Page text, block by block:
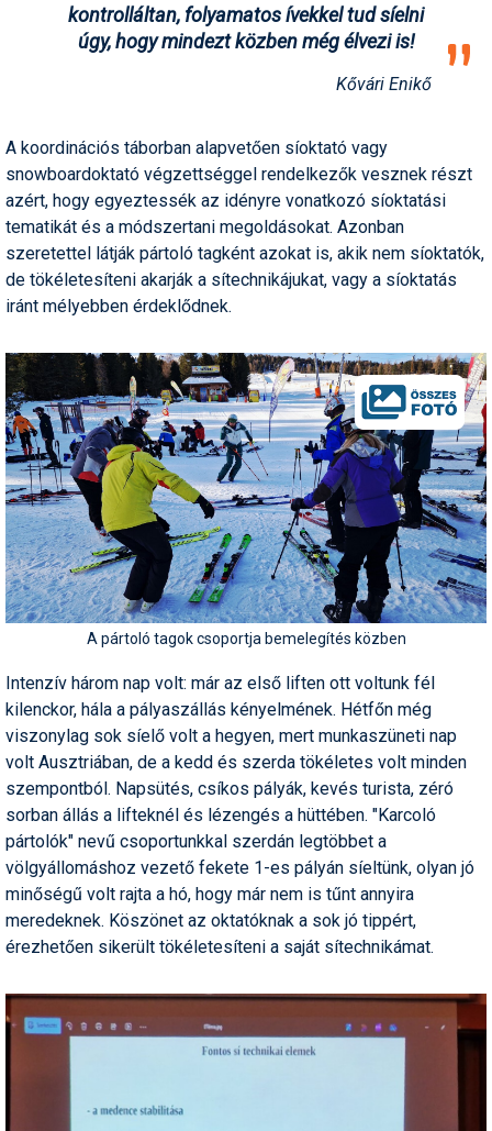
kontrolláltan, folyamatos ívekkel tud síelni
úgy, hogy mindezt közben még élvezi is!
Kővári Enikő
A koordinációs táborban alapvetően síoktató vagy
snowboardoktató végzettséggel rendelkezők vesznek részt
azért, hogy egyeztessék az idényre vonatkozó síoktatási
tematikát és a módszertani megoldásokat. Azonban
szeretettel látják pártoló tagként azokat is, akik nem síoktatók,
de tökéletesíteni akarják a sítechnikájukat, vagy a síoktatás
iránt mélyebben érdeklődnek.
A pártoló tagok csoportja bemelegítés közben
Intenzív három nap volt: már az első liften ott voltunk fél
kilenckor, hála a pályaszállás kényelmének. Hétfőn még
viszonylag sok síelő volt a hegyen, mert munkaszüneti nap
volt Ausztriában, de a kedd és szerda tökéletes volt minden
szempontból. Napsütés, csíkos pályák, kevés turista, zéró
sorban állás a lifteknél és lézengés a hüttében. "Karcoló
pártolók" nevű csoportunkkal szerdán legtöbbet a
völgyállomáshoz vezető fekete 1-es pályán síeltünk, olyan jó
minőségű volt rajta a hó, hogy már nem is tűnt annyira
meredeknek. Köszönet az oktatóknak a sok jó tippért,
érezhetően sikerült tökéletesíteni a saját sítechnikámat.